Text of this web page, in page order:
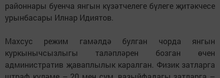
районнары буенча янгын күзәтчелеге бүлеге җитәкчесе
урынбасары Илнар Идиятов.
Махсус режим гамәлдә булган чорда янгын
куркынычсызлыгы таләпләрен бозган өчен
административ җаваплылык каралган. Физик затларга